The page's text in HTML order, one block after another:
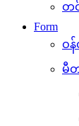
တင်
Form
ဝန်
မီ